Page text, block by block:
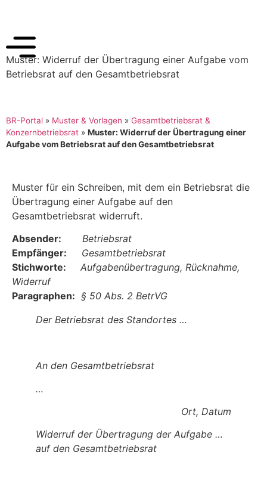
Muster: Widerruf der Übertragung einer Aufgabe vom
Betriebsrat auf den Gesamtbetriebsrat
BR-Portal » Muster & Vorlagen » Gesamtbetriebsrat &
Konzernbetriebsrat » Muster: Widerruf der Übertragung einer
Aufgabe vom Betriebsrat auf den Gesamtbetriebsrat
Muster für ein Schreiben, mit dem ein Betriebsrat die
Übertragung einer Aufgabe auf den
Gesamtbetriebsrat widerruft.
Absender:
Betriebsrat
Empfänger:
Gesamtbetriebsrat
Stichworte:
Aufgabenübertragung, Rücknahme,
Widerruf
Paragraphen: § 50 Abs. 2 BetrVG
Der Betriebsrat des Standortes …
An den Gesamtbetriebsrat
…
Ort, Datum
Widerruf der Übertragung der Aufgabe …
auf den Gesamtbetriebsrat